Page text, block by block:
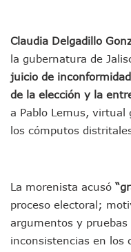
IMSS
En Abril
Puerto
Este
Nidos De
Morena
Oleaje Y
“Kato”
México
Poderoso
Claudia Delgadillo
la gubernatura de
juicio de
de la elección y la
a Pablo Lemus, virtual
los cómputos
La morenista acusó
proceso electoral;
argumentos y
inconsistencias en los